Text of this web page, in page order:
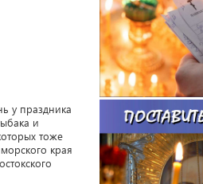
у праздника
и
тоже
края